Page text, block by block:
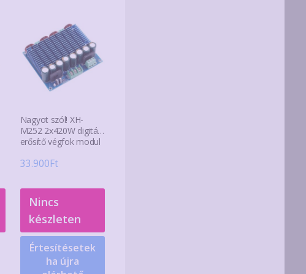
Nagyot szól! XH-
M252 2x420W digitális
erősítő végfok modul
33.900Ft
Nincs
készleten
Értesítésetek
ha újra